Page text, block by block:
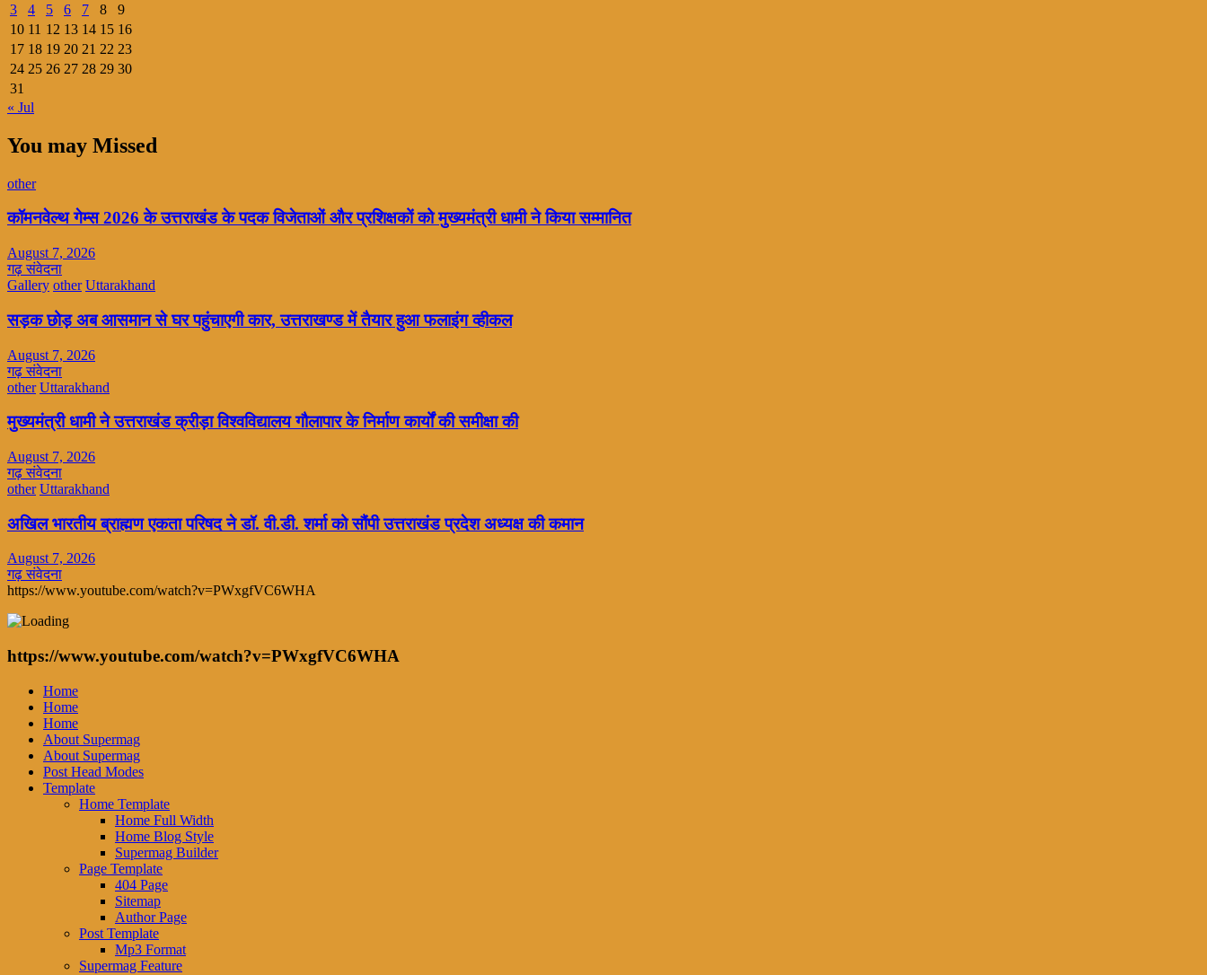
3
4 5 6 7 8
9
10 11 12 13 14 15 16
17 18 19 20 21 22 23
24 25 26 27 28 29 30
31
« Jul
You may Missed
other
कॉमनवेल्थ गेम्स 2026 के उत्तराखंड के पदक विजेताओं और प्रशिक्षकों को मुख्यमंत्री धामी ने किया सम्मानित
August 7, 2026
गढ़ संवेदना
Gallery other Uttarakhand
सड़क छोड़ अब आसमान से घर पहुंचाएगी कार, उत्तराखण्ड में तैयार हुआ फलाइंग व्हीकल
August 7, 2026
गढ़ संवेदना
other Uttarakhand
मुख्यमंत्री धामी ने उत्तराखंड क्रीड़ा विश्वविद्यालय गौलापार के निर्माण कार्यों की समीक्षा की
August 7, 2026
गढ़ संवेदना
other Uttarakhand
अखिल भारतीय ब्राह्मण एकता परिषद ने डॉ. वी.डी. शर्मा को सौंपी उत्तराखंड प्रदेश अध्यक्ष की कमान
August 7, 2026
गढ़ संवेदना
https://www.youtube.com/watch?v=PWxgfVC6WHA
https://www.youtube.com/watch?v=PWxgfVC6WHA
Home
Home
Home
About Supermag
About Supermag
Post Head Modes
Template
Home Template
Home Full Width
Home Blog Style
Supermag Builder
Page Template
404 Page
Sitemap
Author Page
Post Template
Mp3 Format
Supermag Feature